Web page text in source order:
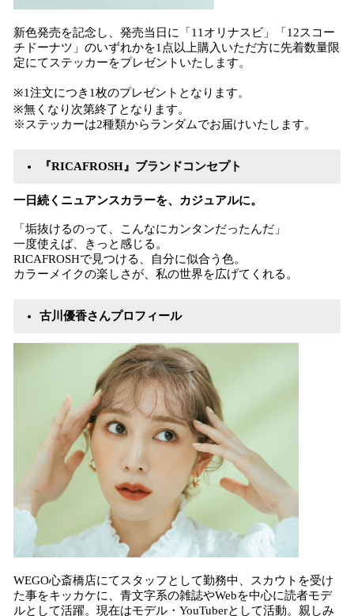
新色発売を記念し、発売当日に「11オリナスビ」「12スコー
チドーナツ」のいずれかを1点以上購入いただ方に先着数量限
定にてステッカーをプレゼントいたします。
※1注文につき1枚のプレゼントとなります。
※無くなり次第終了となります。
※ステッカーは2種類からランダムでお届けいたします。
『RICAFROSH』ブランドコンセプト
一日続くニュアンスカラーを、カジュアルに。
「垢抜けるのって、こんなにカンタンだったんだ」
一度使えば、きっと感じる。
RICAFROSHで見つける、自分に似合う色。
カラーメイクの楽しさが、私の世界を広げてくれる。
古川優香さんプロフィール
WEGO心斎橋店にてスタッフとして勤務中、スカウトを受け
た事をキッカケに、青文字系の雑誌やWebを中心に読者モデ
ルとして活躍。現在はモデル・YouTuberとして活動。親しみ